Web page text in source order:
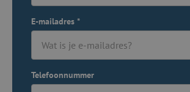
E-mailadres *
Telefoonnummer